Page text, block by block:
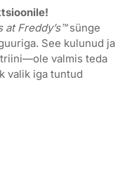
at Freddy’s™sünge
See kulunud ja
valmis teda
valik iga tuntud